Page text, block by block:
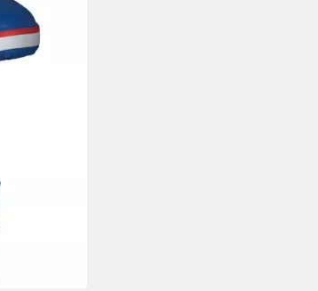
Crocband
dir